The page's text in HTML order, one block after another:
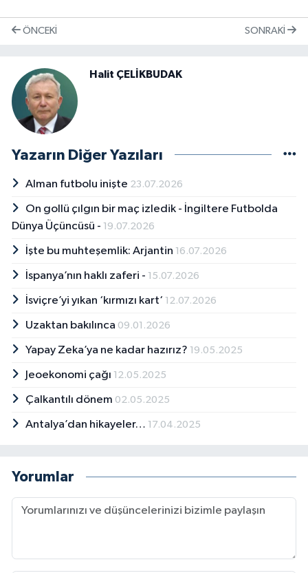
ÖNCEKI SONRAKI
Halit ÇELİKBUDAK
Yazarın Diğer Yazıları
Alman futbolu inişte 23.07.2026
On gollü çılgın bir maç izledik - İngiltere Futbolda
Dünya Üçüncüsü - 19.07.2026
İşte bu muhteşemlik: Arjantin 16.07.2026
İspanya’nın haklı zaferi - 15.07.2026
İsviçre’yi yıkan ‘kırmızı kart‘ 12.07.2026
Uzaktan bakılınca 09.01.2026
Yapay Zeka’ya ne kadar hazırız? 19.05.2025
Jeoekonomi çağı 12.05.2025
Çalkantılı dönem 02.05.2025
Antalya’dan hikayeler… 17.04.2025
Yorumlar